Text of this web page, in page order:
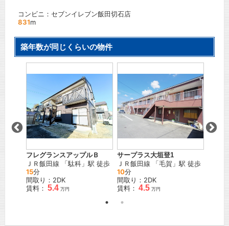
コンビニ：セブンイレブン飯田切石店
831m
築年数が同じくらいの物件
フレグランスアップルＢ
ＪＲ飯田線 「駄科 」駅 徒歩
15分
間取り：2DK
賃料： 5.4 万円
サープラス大垣登1
ＪＲ飯田線 「毛賀 」駅 徒歩
10分
間取り：2DK
賃料： 4.5 万円